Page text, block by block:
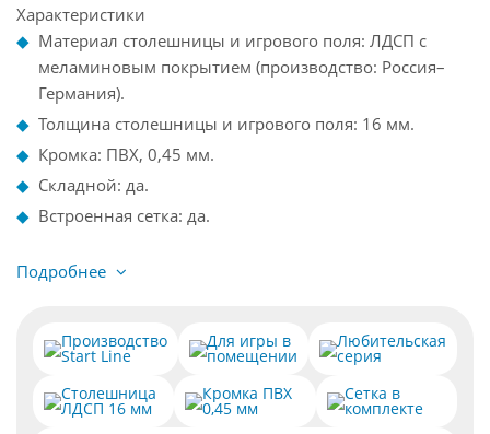
Характеристики
Материал столешницы и игрового поля: ЛДСП с
меламиновым покрытием (производство: Россия–
Германия).
Толщина столешницы и игрового поля: 16 мм.
Кромка: ПВХ, 0,45 мм.
Складной: да.
Встроенная сетка: да.
Подробнее
Производство
Start Line
Для игры в
помещении
Любительская
серия
Столешница
ЛДСП 16 мм
Кромка ПВХ
0,45 мм
Сетка в
комплекте